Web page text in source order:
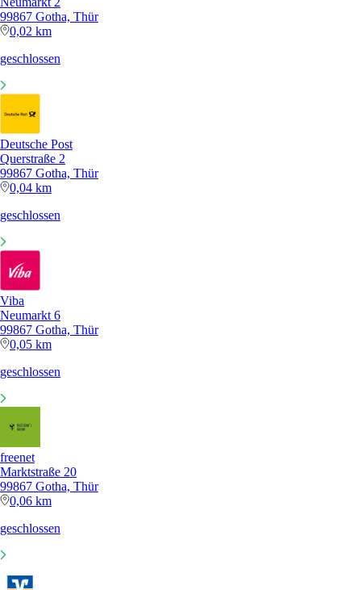
99867 Gotha, Thür
0,02 km
geschlossen
Deutsche Post
Querstraße 2
99867 Gotha, Thür
0,04 km
geschlossen
Viba
Neumarkt 6
99867 Gotha, Thür
0,05 km
geschlossen
freenet
Marktstraße 20
99867 Gotha, Thür
0,06 km
geschlossen